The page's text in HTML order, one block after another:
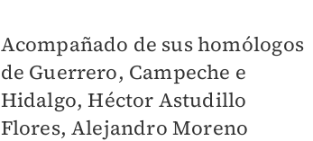
Acompañado de sus homólogos
de Guerrero, Campeche e
Hidalgo, Héctor Astudillo
Flores, Alejandro Moreno